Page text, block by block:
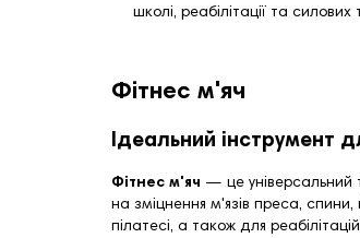
школі, реабілітації та
Фітнес м'яч
Ідеальний інструмент
Фітнес м'яч — це універсальний
на зміцнення м'язів преса, спини,
пілатесі, а також для